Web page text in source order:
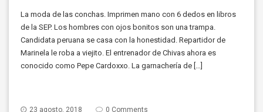
La moda de las conchas. Imprimen mano con 6 dedos en libros
de la SEP. Los hombres con ojos bonitos son una trampa.
Candidata peruana se casa con la honestidad. Repartidor de
Marinela le roba a viejito. El entrenador de Chivas ahora es
conocido como Pepe Cardoxxo. La garnachería de […]
23 agosto, 2018 0 Comments